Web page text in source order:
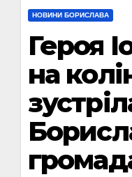
НОВИНИ БОРИСЛАВА
Героя
на